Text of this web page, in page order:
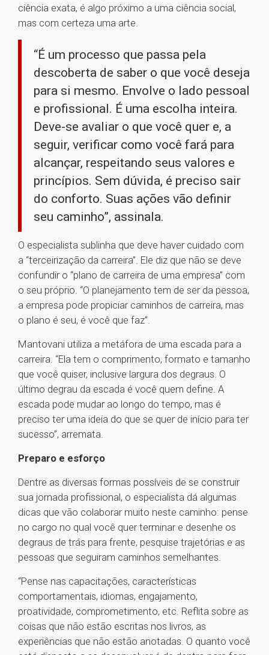
ciência exata, é algo próximo a uma ciência social,
mas com certeza uma arte.
“É um processo que passa pela
descoberta de saber o que você deseja
para si mesmo. Envolve o lado pessoal
e profissional. É uma escolha inteira.
Deve-se avaliar o que você quer e, a
seguir, verificar como você fará para
alcançar, respeitando seus valores e
princípios. Sem dúvida, é preciso sair
do conforto. Suas ações vão definir
seu caminho”, assinala.
O especialista sublinha que deve haver cuidado com
a “terceirização da carreira”. Ele diz que não se deve
confundir o “plano de carreira de uma empresa” com
o seu próprio. “O planejamento tem de ser da pessoa,
a empresa pode propiciar caminhos de carreira, mas
o plano é seu, é você que faz”.
Mantovani utiliza a metáfora de uma escada para a
carreira. “Ela tem o comprimento, formato e tamanho
que você quiser, inclusive largura dos degraus. O
último degrau da escada é você quem define. A
escada pode mudar ao longo do tempo, mas é
preciso ter uma ideia do que se quer de início para ter
sucesso”, arremata.
Preparo e esforço
Dentre as diversas formas possíveis de se construir
sua jornada profissional, o especialista dá algumas
dicas que vão colaborar muito neste caminho: pense
no cargo no qual você quer terminar e desenhe os
degraus de trás para frente, pesquise trajetórias e as
pessoas que seguiram caminhos semelhantes.
“Pense nas capacitações, características
comportamentais, idiomas, engajamento,
proatividade, comprometimento, etc. Reflita sobre as
coisas que não estão escritas nos livros, as
experiências que não estão anotadas. O quanto você